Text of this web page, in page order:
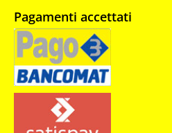
Pagamenti accettati